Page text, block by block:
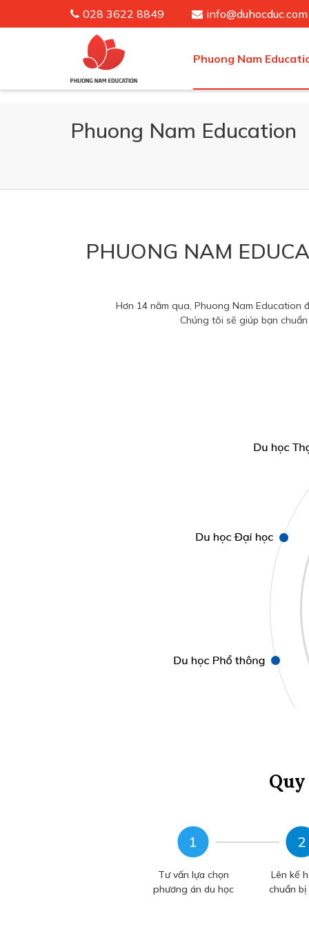
028 3622 8849 info@duhocduc.com
Phuong Nam
Phuong Nam Education
PHUONG NAM
Hơn 14 năm qua, Phuong Nam
Chúng tôi sẽ giúp bạn
Tư vấn lựa chọn
phương án du học
Lên kế
chuẩn